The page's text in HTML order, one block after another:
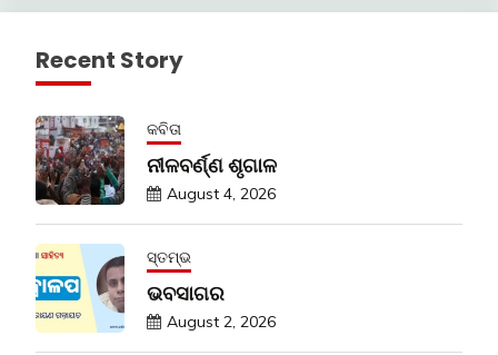
Recent Story
କବିତା
ନୀଳବର୍ଣ୍ଣ ଶୃଗାଳ
August 4, 2026
ସ୍ତମ୍ଭ
ଭବସାଗର
August 2, 2026